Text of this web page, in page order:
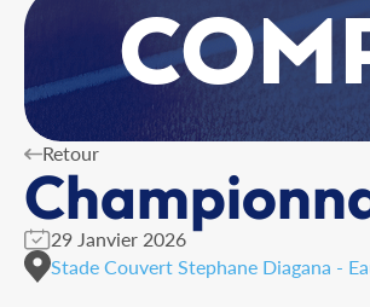
Retour
29 Janvier 2026
Stade Couvert Stephane Diagana -